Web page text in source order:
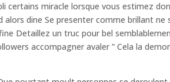
certains miracle lorsque vous estimez
dine Se presenter comme brillant ne
Detaillez un truc pour bel
accompagner avaler ” Cela la